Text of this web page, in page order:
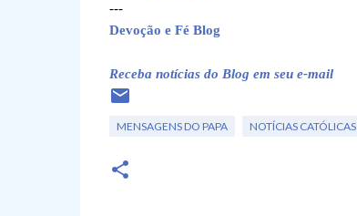
---
Devoção e Fé Blog
Receba notícias do Blog em seu e-mail
MENSAGENS DO PAPA NOTÍCIAS CATÓLICAS